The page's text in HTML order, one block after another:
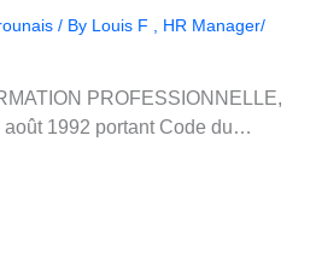
/ By Louis F , HR Manager/
PROFESSIONNELLE,
août 1992 portant Code du…